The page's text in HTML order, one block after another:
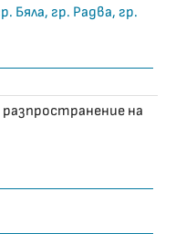
Бяла, гр. Радва, гр.
разпространение на